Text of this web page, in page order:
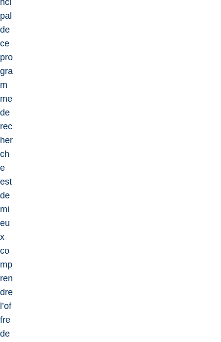
nci
pal
de
ce
pro
gra
m
me
de
rec
her
ch
e
est
de
mi
eu
x
co
mp
ren
dre
l’of
fre
de